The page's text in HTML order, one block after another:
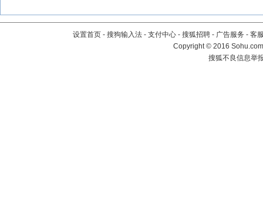
设置首页 - 搜狗输入法 - 支付中心 - 搜狐招聘 - 广告服务 - 客
Copyright©2016
搜狐不良信息举